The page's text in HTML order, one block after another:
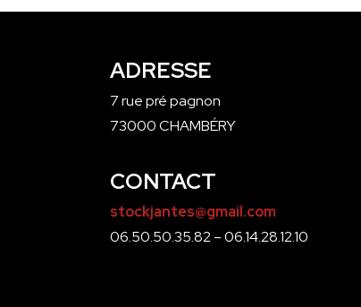
ADRESSE
7 rue pré pagnon
73000 CHAMBÉRY
CONTACT
stockjantes@gmail.com
06.50.50.35.82 – 06.14.28.12.10